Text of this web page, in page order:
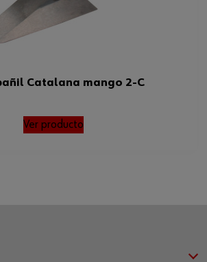
Catalana mango 2-C
Ver producto